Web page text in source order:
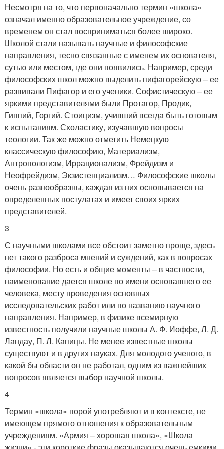
Несмотря на то, что первоначально термин «школа»
означал именно образовательное учреждение, со
временем он стал восприниматься более широко.
Школой стали называть научные и философские
направления, тесно связанные с именем их основателя,
сутью или местом, где они появились. Например, среди
философских школ можно выделить пифагорейскую – ее
развивали Пифагор и его ученики. Софистическую – ее
яркими представителями были Протагор, Продик,
Гиппий, Горгий. Стоицизм, учивший всегда быть готовым
к испытаниям. Схоластику, изучавшую вопросы
теологии. Так же можно отметить Немецкую
классическую философию, Материализм,
Антропологизм, Иррационализм, Фрейдизм и
Неофрейдизм, Экзистенциализм… Философские школы
очень разнообразны, каждая из них основывается на
определенных постулатах и имеет своих ярких
представителей.
3
С научными школами все обстоит заметно проще, здесь
нет такого разброса мнений и суждений, как в вопросах
философии. Но есть и общие моменты – в частности,
наименование дается школе по имени основавшего ее
человека, месту проведения основных
исследовательских работ или по названию научного
направления. Например, в физике всемирную
известность получили научные школы А. Ф. Иоффе, Л. Д.
Ландау, П. Л. Капицы. Не менее известные школы
существуют и в других науках. Для молодого ученого, в
какой бы области он не работал, одним из важнейших
вопросов является выбор научной школы.
4
Термин «школа» порой употребляют и в контексте, не
имеющем прямого отношения к образовательным
учреждениям. «Армия – хорошая школа», «Школа